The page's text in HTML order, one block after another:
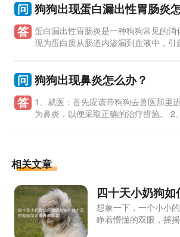
问 狗狗出现蛋白漏出性胃肠炎
答 蛋白漏出性胃肠炎是一种狗狗常见的消
现为蛋白质从肠道内渗漏到血液中，引
问 狗狗出现鼻炎怎么办？
答 1、就医：首先应该带狗狗去兽医那里
为鼻炎，以便采取正确的治疗措施。 2
相关文章
四十天小奶狗如
四十天的狗狗怎
想象一下，一个小小
睁着懵懂的双眼，摇